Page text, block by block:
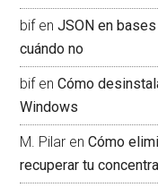
bifenJSON en
cuándo no
bifenCómo
Windows
M. Pilar enCómo
recuperar tu